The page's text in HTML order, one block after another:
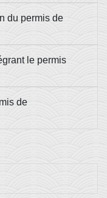
du permis de
le permis
de